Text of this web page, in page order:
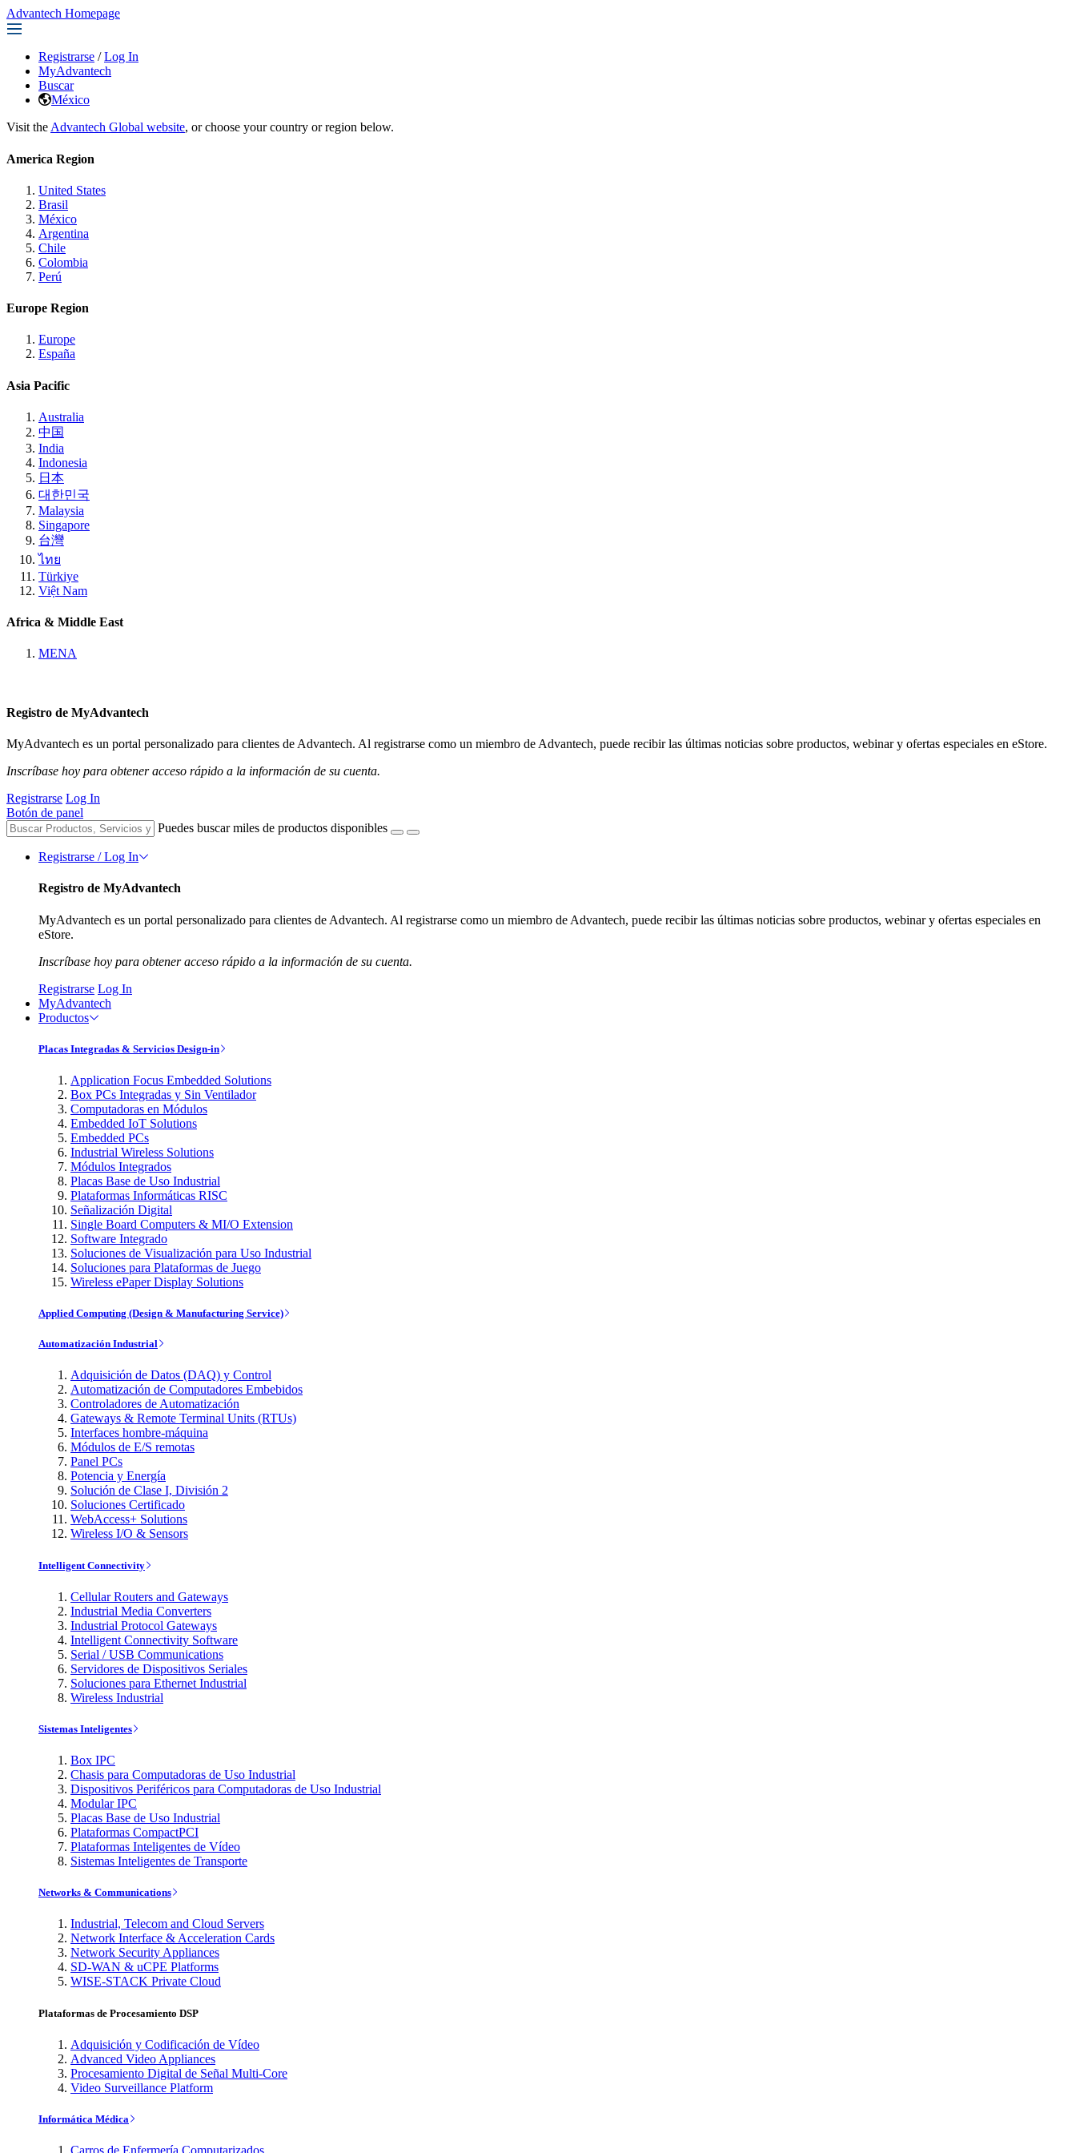
Advantech Homepage
Registrarse / Log In
MyAdvantech
Buscar
México
Visit the Advantech Global website, or choose your country or region below.
America Region
United States
Brasil
México
Argentina
Chile
Colombia
Perú
Europe Region
Europe
España
Asia Pacific
Australia
中国
India
Indonesia
日本
대한민국
Malaysia
Singapore
台灣
ไทย
Türkiye
Việt Nam
Africa & Middle East
MENA
Registro de MyAdvantech
MyAdvantech es un portal personalizado para clientes de Advantech. Al registrarse como un miembro de Advantech, puede recibir las últimas noticias sobre productos, webinar y ofertas especiales en eStore.
Inscríbase hoy para obtener acceso rápido a la información de su cuenta.
Registrarse Log In
Botón de panel
Puedes buscar miles de productos disponibles
Registrarse / Log In
Registro de MyAdvantech
MyAdvantech es un portal personalizado para clientes de Advantech. Al registrarse como un miembro de Advantech, puede recibir las últimas noticias sobre productos, webinar y ofertas especiales en
eStore.
Inscríbase hoy para obtener acceso rápido a la información de su cuenta.
Registrarse Log In
MyAdvantech
Productos
Placas Integradas & Servicios Design-in
Application Focus Embedded Solutions
Box PCs Integradas y Sin Ventilador
Computadoras en Módulos
Embedded IoT Solutions
Embedded PCs
Industrial Wireless Solutions
Módulos Integrados
Placas Base de Uso Industrial
Plataformas Informáticas RISC
Señalización Digital
Single Board Computers & MI/O Extension
Software Integrado
Soluciones de Visualización para Uso Industrial
Soluciones para Plataformas de Juego
Wireless ePaper Display Solutions
Applied Computing (Design & Manufacturing Service)
Automatización Industrial
Adquisición de Datos (DAQ) y Control
Automatización de Computadores Embebidos
Controladores de Automatización
Gateways & Remote Terminal Units (RTUs)
Interfaces hombre-máquina
Módulos de E/S remotas
Panel PCs
Potencia y Energía
Solución de Clase I, División 2
Soluciones Certificado
WebAccess+ Solutions
Wireless I/O & Sensors
Intelligent Connectivity
Cellular Routers and Gateways
Industrial Media Converters
Industrial Protocol Gateways
Intelligent Connectivity Software
Serial / USB Communications
Servidores de Dispositivos Seriales
Soluciones para Ethernet Industrial
Wireless Industrial
Sistemas Inteligentes
Box IPC
Chasis para Computadoras de Uso Industrial
Dispositivos Periféricos para Computadoras de Uso Industrial
Modular IPC
Placas Base de Uso Industrial
Plataformas CompactPCI
Plataformas Inteligentes de Vídeo
Sistemas Inteligentes de Transporte
Networks & Communications
Industrial, Telecom and Cloud Servers
Network Interface & Acceleration Cards
Network Security Appliances
SD-WAN & uCPE Platforms
WISE-STACK Private Cloud
Plataformas de Procesamiento DSP
Adquisición y Codificación de Vídeo
Advanced Video Appliances
Procesamiento Digital de Señal Multi-Core
Video Surveillance Platform
Informática Médica
Carros de Enfermería Computarizados